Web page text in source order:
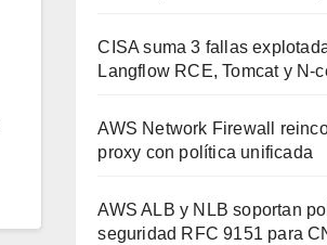
CISA suma 3 fallas
Langflow RCE, Tomcat y N-
AWS Network Firewall
proxy con política unificada
AWS ALB y NLB soportan
seguridad RFC 9151 para